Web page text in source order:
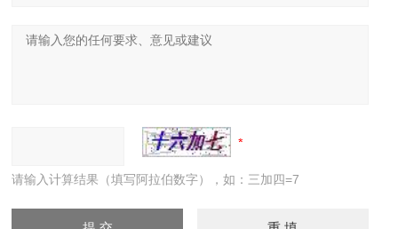
请输入计算结果（填写阿拉伯数字），如：三加四=7